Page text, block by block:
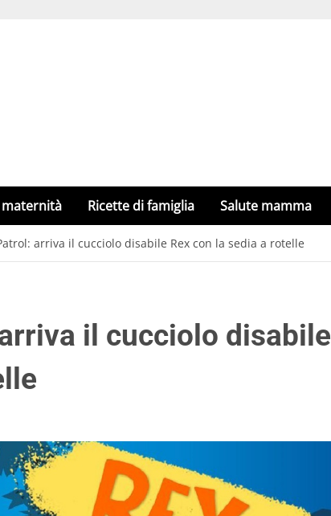
maternità Ricette di famiglia Salute mamma
arriva il cucciolo disabile Rex con la sedia a rotelle
il cucciolo disabile